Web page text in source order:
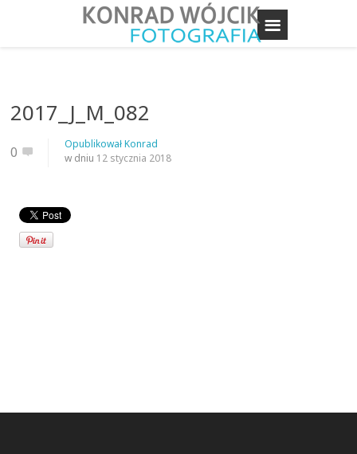
2017_J_M_082
0 OpublikowałKonrad
w dniu 12 stycznia 2018